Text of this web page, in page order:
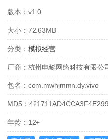
版本： v1.0
大小： 72.63MB
分类： 模拟经营
厂商： 杭州电鳐网络科技有限公
包名： com.mwhjmmn.dy.vivo
MD5：
年龄： 12+